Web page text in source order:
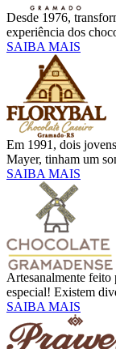
Desde 1976,
experiência dos
SAIBA MAIS
Em 1991, dois
Mayer, tinham um
SAIBA MAIS
Artesanalmente feito
especial! Existem
SAIBA MAIS